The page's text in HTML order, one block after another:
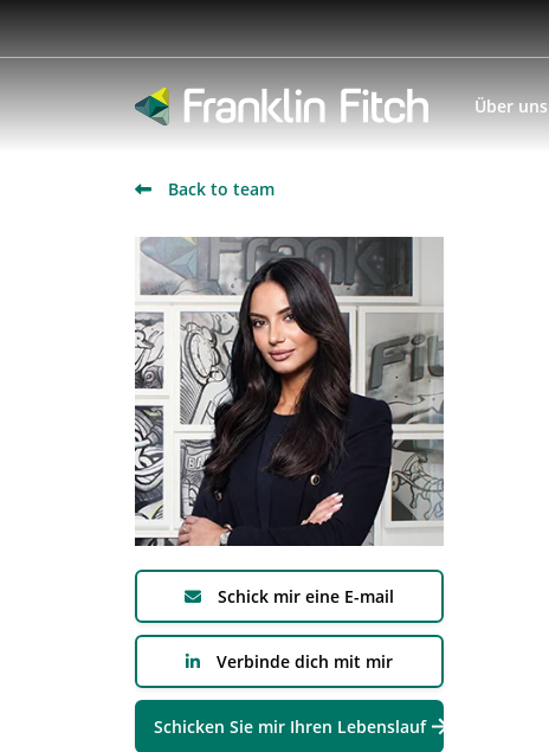
Über uns
Back to team
Schick mir eine E-mail
Verbinde dich mit mir
Schicken Sie mir Ihren Lebenslauf